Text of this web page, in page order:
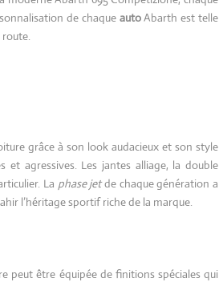
de chaque autoAbarth est telle
grâce à son look audacieux et son style
et agressives. Les jantes alliage, la double
La phase jetde chaque génération a
l’héritage sportif riche de la marque.
peut être équipée de finitions spéciales qui